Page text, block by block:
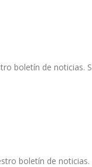
boletín de noticias.
boletín de